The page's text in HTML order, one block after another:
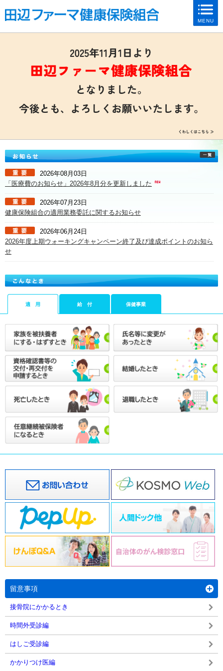
MENU
2026年08月03日
「医療費のお知らせ」2026年8月分を更新しました
2026年07月23日
健康保険組合の適用業務委託に関するお知らせ
2026年06月24日
2026年度上期ウォーキングキャンペーン終了及び達成ポイントのお知ら
せ
「医療費のお知らせ」2026年6月分を更新しました
適 用 給 付 保健事業